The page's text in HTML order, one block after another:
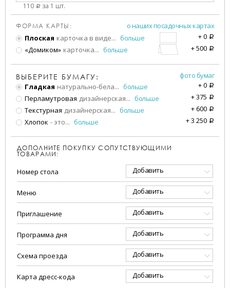
110 a за 1 шт.
ФОРМА КАРТЫ:
о наших посадочных картах
Плоская карточка в виде... больше +0 a
«Домиком» карточка... больше +500 a
ВЫБЕРИТЕ БУМАГУ:
фото бумаг
Гладкая натурально-бела... больше +0 a
Перламутровая дизайнерская... больше +375 a
Текстурная дизайнерская... больше +600 a
Хлопок - это... больше +3 250 a
ДОПОЛНИТЕ ПОКУПКУ СОПУТСТВУЮЩИМИ
ТОВАРАМИ:
Номер стола Добавить
Меню Добавить
Приглашение Добавить
Программа дня Добавить
Схема проезда Добавить
Карта дресс-кода Добавить